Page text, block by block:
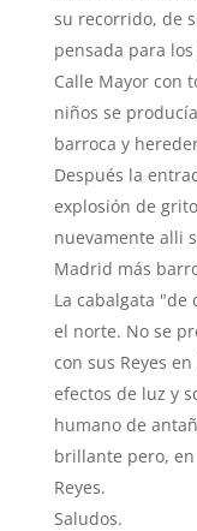
su recorrido, de
pensada para
Calle Mayor con
niños se
barroca y
Después la
explosión de
nuevamente alli
Madrid más
La cabalgata
el norte. No se
con sus Reyes
efectos de luz y
humano de
brillante pero,
Reyes.
Saludos.